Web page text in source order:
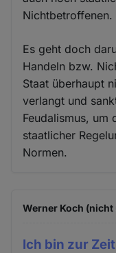
Nichtbetroffenen.
Es geht doch
Handeln bzw.
Staat überhaupt
verlangt und
Feudalismus, um
staatlicher
Normen.
Werner Koch
Ich bin zur